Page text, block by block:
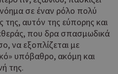
σε έναν ρόλο πολύ
αυτόν της εύπορης και
που δρα σπασμωδικά
να εξοπλίζεται με
υπόβαθρο, ακόμη και
της.